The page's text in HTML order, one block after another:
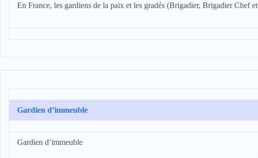
En France, les gardiens de la paix et les gradés (Brigadier, Brigadier
Gardien d’immeuble
Gardien d’immeuble